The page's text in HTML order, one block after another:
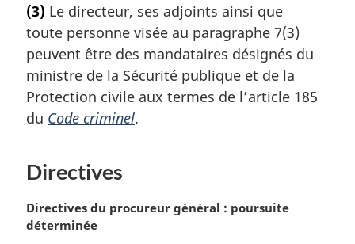
n
a
e
:
t
e
m
a
g
i
:
(3) Le directeur, ses adjoints ainsi que
toute personne visée au paragraphe 7(3)
peuvent être des mandataires désignés du
ministre de la Sécurité publique et de la
Protection civile aux termes de l’article 185
du Code criminel.
Directives
N
o
Directives du procureur général : poursuite
déterminée